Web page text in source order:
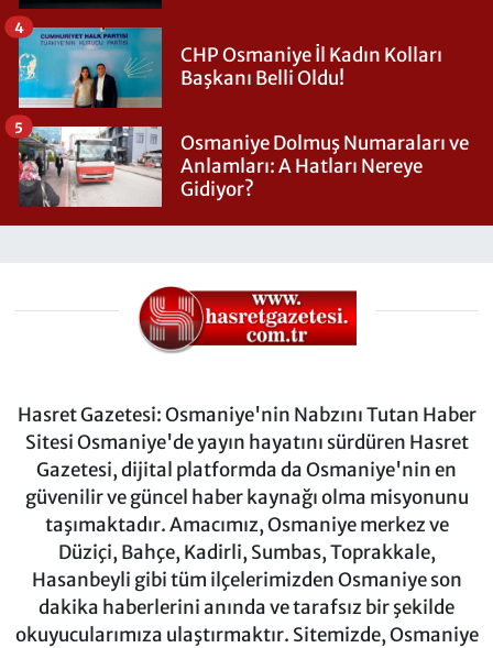
CHP Osmaniye İl Kadın Kolları
Başkanı Belli Oldu!
4
Osmaniye Dolmuş Numaraları ve
Anlamları: A Hatları Nereye
Gidiyor?
5
Hasret Gazetesi: Osmaniye'nin Nabzını Tutan Haber
Sitesi Osmaniye'de yayın hayatını sürdüren Hasret
Gazetesi, dijital platformda da Osmaniye'nin en
güvenilir ve güncel haber kaynağı olma misyonunu
taşımaktadır. Amacımız, Osmaniye merkez ve
Düziçi, Bahçe, Kadirli, Sumbas, Toprakkale,
Hasanbeyli gibi tüm ilçelerimizden Osmaniye son
dakika haberlerini anında ve tarafsız bir şekilde
okuyucularımıza ulaştırmaktır. Sitemizde, Osmaniye